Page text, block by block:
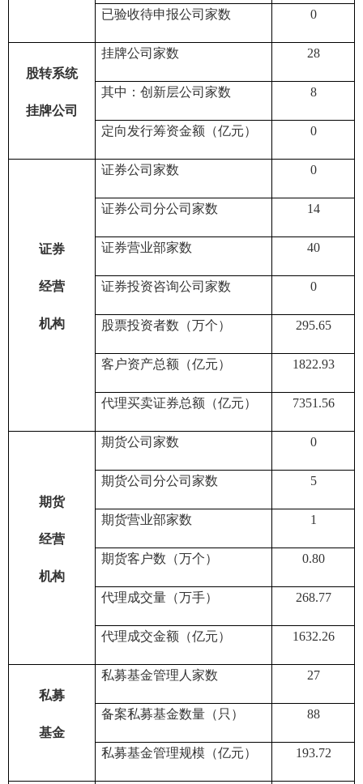
已验收待申报公司家数 0
股转系统
挂牌公司
挂牌公司家数 28
其中：创新层公司家数 8
定向发行筹资金额（亿元） 0
证券
经营
机构
证券公司家数 0
证券公司分公司家数 14
证券营业部家数 40
证券投资咨询公司家数 0
股票投资者数（万个） 295.65
客户资产总额（亿元） 1822.93
代理买卖证券总额（亿元） 7351.56
期货
经营
机构
期货公司家数 0
期货公司分公司家数 5
期货营业部家数 1
期货客户数（万个） 0.80
代理成交量（万手） 268.77
代理成交金额（亿元） 1632.26
私募
基金
私募基金管理人家数 27
备案私募基金数量（只） 88
私募基金管理规模（亿元） 193.72